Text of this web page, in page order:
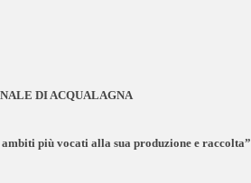
DI ACQUALAGNA
più vocati alla sua produzione e raccolta”